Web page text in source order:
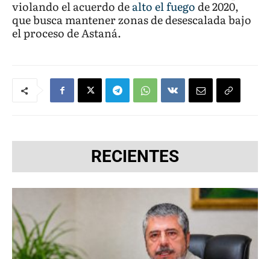
violando el acuerdo dealto el fuegode 2020,
que busca mantener zonas de desescalada bajo
el proceso de Astaná.
RECIENTES